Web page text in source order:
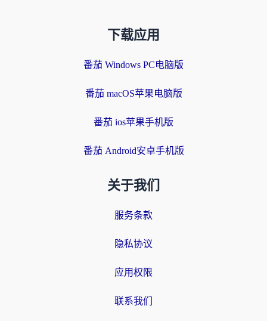
下载应用
番茄 Windows PC电脑版
番茄 macOS苹果电脑版
番茄 ios苹果手机版
番茄 Android安卓手机版
关于我们
服务条款
隐私协议
应用权限
联系我们